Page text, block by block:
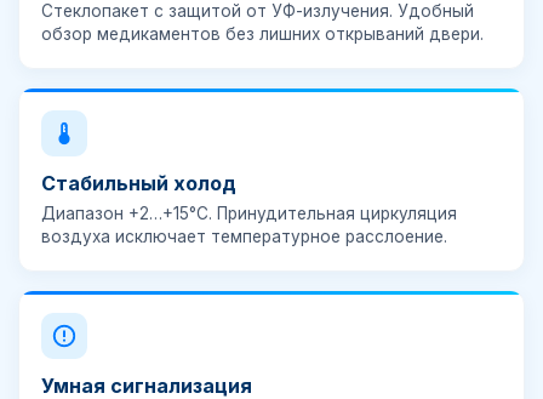
Стеклопакет с защитой от УФ-излучения. Удобный
обзор медикаментов без лишних открываний двери.
Стабильный холод
Диапазон +2…+15°C. Принудительная циркуляция
воздуха исключает температурное расслоение.
Умная сигнализация